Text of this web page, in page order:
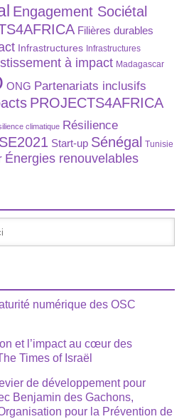
Engagement Sociétal
Filières durables
Infrastructures Infrastructures
à impact Madagascar
ONG Partenariats inclusifs
PROJECTS4AFRICA
climatique Résilience
Start-up Sénégal Tunisie
Énergies renouvelables
numérique des OSC
et l’impact au cœur des
Times of Israël
de développement pour
Benjamin des Gachons,
pour la Prévention de